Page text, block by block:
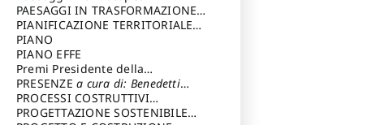
Cavalieri Patrizia
PAESAGGI IN TRASFORMAZIONEa
cura di: Corti Enrico A.
PIANIFICAZIONE TERRITORIALE
URBANISTICA ED AMBIENTALE
cura di: Costa Enrico
PIANO
PIANO EFFE
Premi Presidente della
Repubblica
PRESENZEa cura di: Benedetti
Sandro
PROCESSI COSTRUTTIVI
DELL'ARCHITETTURAa cura di:
PROGETTAZIONE SOSTENIBILE